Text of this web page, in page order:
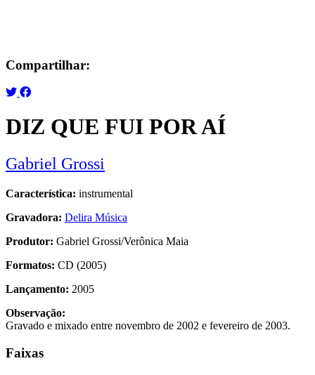
Compartilhar:
DIZ QUE FUI POR AÍ
Gabriel Grossi
Característica: instrumental
Gravadora: Delira Música
Produtor: Gabriel Grossi/Verônica Maia
Formatos: CD (2005)
Lançamento: 2005
Observação:
Gravado e mixado entre novembro de 2002 e fevereiro de 2003.
Faixas